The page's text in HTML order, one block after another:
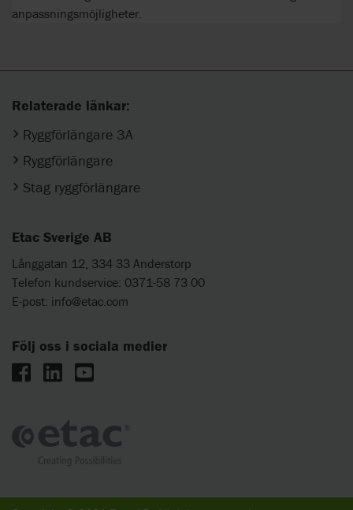
anpassningsmöjligheter.
Relaterade länkar:
Ryggförlängare 3A
Ryggförlängare
Stag ryggförlängare
Etac Sverige AB
Långgatan 12, 334 33 Anderstorp
Telefon kundservice: 0371-58 73 00
E-post: info@etac.com
Följ oss i sociala medier